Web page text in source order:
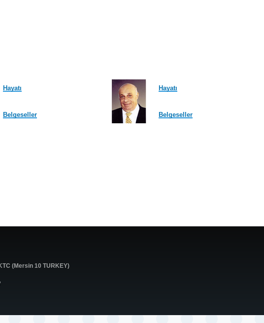
Hayatı
Belgeseller
Hayatı
Belgeseller
(Mersin 10 TURKEY)